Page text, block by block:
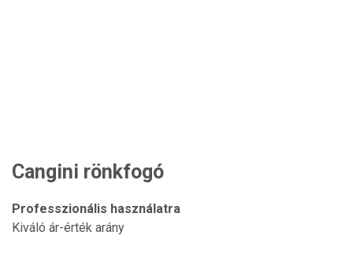
Cangini rönkfogó
Professzionális használatra
Kiváló ár-érték arány